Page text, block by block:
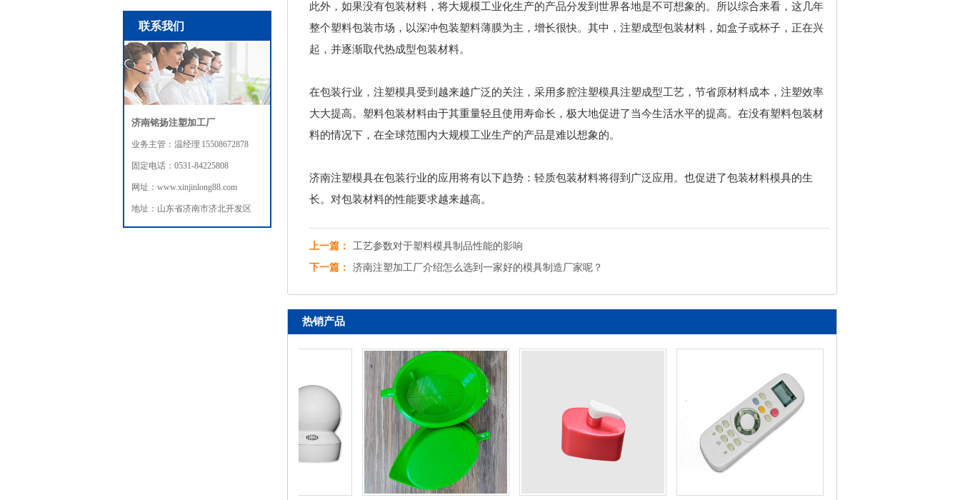
联系我们
济南铭扬注塑加工厂
业务主管：温经理 15508672878
固定电话：0531-84225808
网址：www.xinjinlong88.com
地址：山东省济南市济北开发区
此外，如果没有包装材料，将大规模工业化生产的产品分发到世界各地是不可想象的。所以综合来看，这几年
整个塑料包装市场，以深冲包装塑料薄膜为主，增长很快。其中，注塑成型包装材料，如盒子或杯子，正在兴
起，并逐渐取代热成型包装材料。
在包装行业，注塑模具受到越来越广泛的关注，采用多腔注塑模具注塑成型工艺，节省原材料成本，注塑效率
大大提高。塑料包装材料由于其重量轻且使用寿命长，极大地促进了当今生活水平的提高。在没有塑料包装材
料的情况下，在全球范围内大规模工业生产的产品是难以想象的。
济南注塑模具在包装行业的应用将有以下趋势：轻质包装材料将得到广泛应用。也促进了包装材料模具的生
长。对包装材料的性能要求越来越高。
上一篇：
工艺参数对于塑料模具制品性能的影响
下一篇：
济南注塑加工厂介绍怎么选到一家好的模具制造厂家呢？
热销产品